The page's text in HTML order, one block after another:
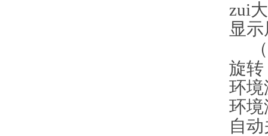
zui
显示
（
旋转
环境
环境
自